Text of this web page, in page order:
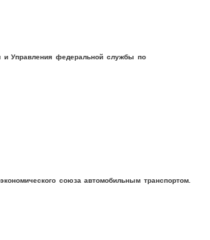
и Управления федеральной службы по
союза автомобильным транспортом.